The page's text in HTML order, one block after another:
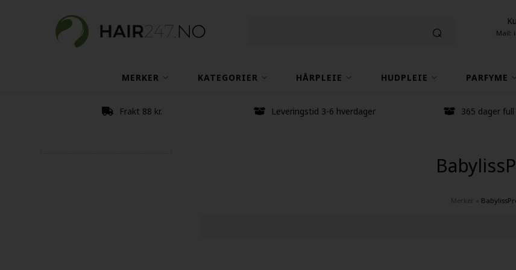
Mail:
MERKER KATEGORIER HÅRPLEIE HUDPLEIE PARFYME
Frakt 88 kr. Leveringstid 3-6 hverdager 365 dager
Merker »